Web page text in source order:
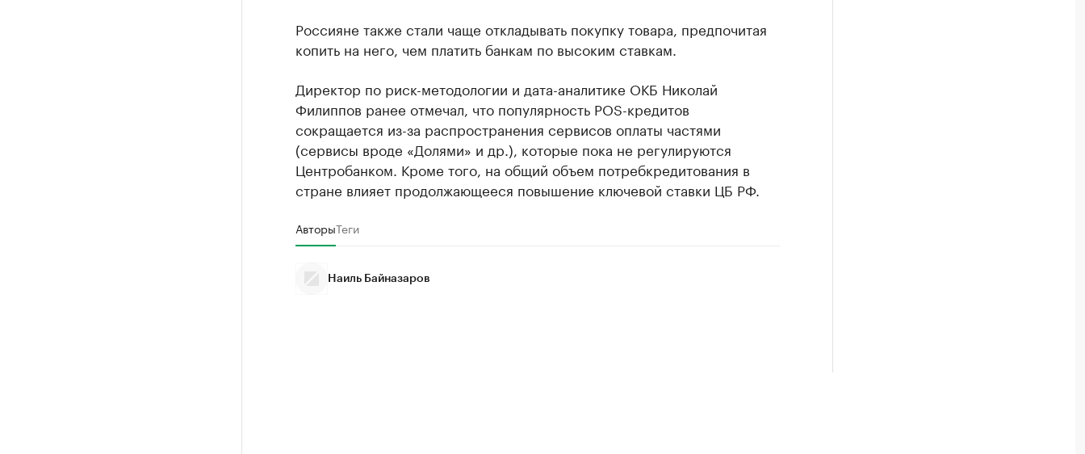
Россияне также стали чаще откладывать покупку товара, предпочитая
копить на него, чем платить банкам по высоким ставкам.
Директор по риск-методологии и дата-аналитике ОКБ Николай
Филиппов ранее отмечал, что популярность POS-кредитов
сокращается из-за распространения сервисов оплаты частями
(сервисы вроде «Долями» и др.), которые пока не регулируются
Центробанком. Кроме того, на общий объем потребкредитования в
стране влияет продолжающееся повышение ключевой ставки ЦБ РФ.
АвторыТеги
Наиль Байназаров